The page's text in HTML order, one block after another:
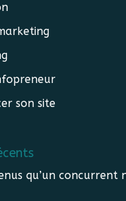
son site
qu’un concurrent